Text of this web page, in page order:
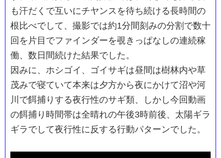
も汗だくで互いにチヤンスを待ち続ける長時間の
根比べでして、撮影では約1分間刻みの分割で数十
回を片目でファインダーを覗きっぱなしの連続稼
働、数日間続けた結果でした。
因みに、ホシゴイ、ゴイサギは昼間は樹林内や草
茂みで寝ていて本来は夕方から夜にかけて沼や河
川で餌捕りする夜行性のサギ類、しかし今回動画
の餌捕り時間帯は全晴れの午後3時前後、太陽ギラ
ギラでして夜行性に反する行動パターンでした。